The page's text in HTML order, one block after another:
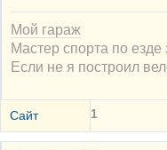
Мой гараж
Мастер спорта по
Если не я построил
Сайт 1